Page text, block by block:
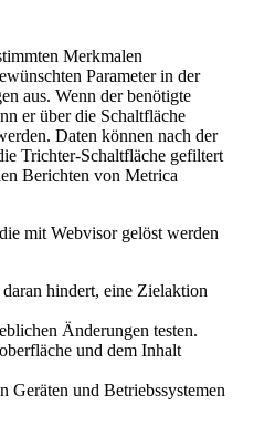
Merkmalen
Parameter in der
aus. Wenn der benötigte
er über die Schaltfläche
Daten können nach der
Trichter-Schaltfläche gefiltert
Berichten von Metrica
mit Webvisor gelöst werden
hindert, eine Zielaktion
Änderungen testen.
und dem Inhalt
Geräten und Betriebssystemen